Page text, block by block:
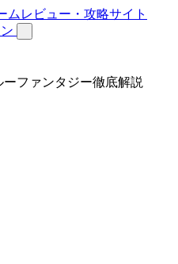
ファンタジー徹底解説